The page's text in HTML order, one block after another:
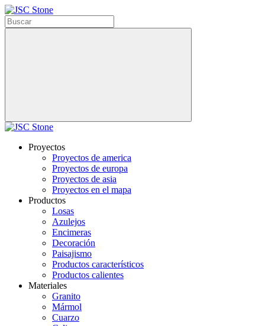
Proyectos
Proyectos de america
Proyectos de europa
Proyectos de asia
Proyectos en el mapa
Productos
Losas
Azulejos
Encimeras
Decoración
Paisajismo
Productos característicos
Productos calientes
Materiales
Granito
Mármol
Cuarzo